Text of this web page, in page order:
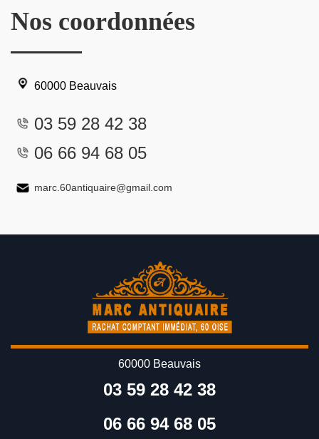
Nos coordonnées
60000 Beauvais
03 59 28 42 38
06 66 94 68 05
marc.60antiquaire@gmail.com
60000 Beauvais
03 59 28 42 38
06 66 94 68 05